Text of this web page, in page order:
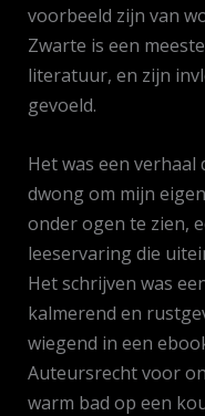
voorbeeld zijn van
Zwarte is een
literatuur, en zijn
gevoeld.
Het was een
dwong om mijn
onder ogen te zien,
leeservaring die
Het schrijven was
kalmerend en
wiegend in een
Auteursrecht voor
warm bad op een